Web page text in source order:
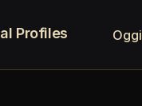
Profiles Oggi